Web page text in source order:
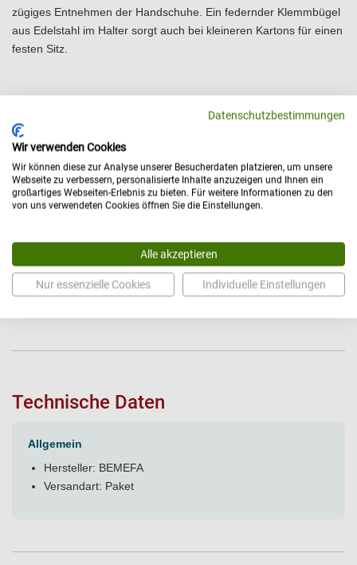
zügiges Entnehmen der Handschuhe. Ein federnder Klemmbügel
aus Edelstahl im Halter sorgt auch bei kleineren Kartons für einen
festen Sitz.
passend für Einmalhandschuhe in verschiedenen
aus mattsilber eloxiertem oder weiß beschichtetem
Aluminium oder gebürstetem Edelstahl
für horizontale oder vertikale Wandmontage
geeignet für die gleichzeitige Bereitstellung von 2
Bitte vergleichen Sie die Innenmaße mit den Maßen
Ihrer Boxen
Maße: B 240 x H 133 x T 96 mm (Innenmaße)
Technische Daten
Allgemein
Hersteller: BEMEFA
Versandart: Paket
Datenschutzbestimmungen
Wir verwenden Cookies
Wir können diese zur Analyse unserer Besucherdaten platzieren, um unsere
Webseite zu verbessern, personalisierte Inhalte anzuzeigen und Ihnen ein
großartiges Webseiten-Erlebnis zu bieten. Für weitere Informationen zu den
von uns verwendeten Cookies öffnen Sie die Einstellungen.
Alle akzeptieren
Nur essenzielle Cookies Individuelle Einstellungen